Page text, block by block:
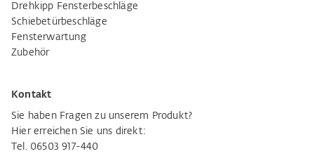
Drehkipp Fensterbeschläge
Schiebetürbeschläge
Fensterwartung
Zubehör
Kontakt
Sie haben Fragen zu unserem Produkt?
Hier erreichen Sie uns direkt:
Tel. 06503 917-440